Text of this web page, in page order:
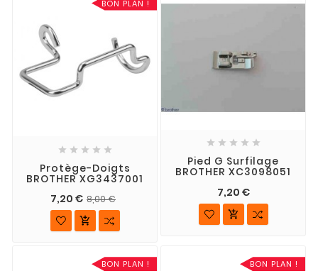
BON PLAN !
    
Protège-Doigts
BROTHER XG3437001
7,20 € 8,00 €

    
Pied G Surfilage
BROTHER XC3098051
7,20 €

BON PLAN ! BON PLAN !